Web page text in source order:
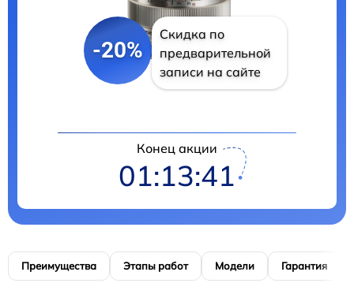
-20%
Скидка по
предварительной
записи на сайте
Конец акции
01:13:40
Преимущества Этапы работ Модели Гарантия